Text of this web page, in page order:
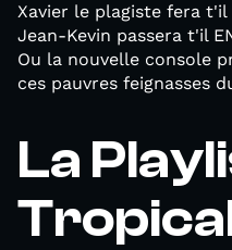
Xavier le plagiste fera
Jean-Kevin passera t'il
Ou la nouvelle console
ces pauvres feignasses
La